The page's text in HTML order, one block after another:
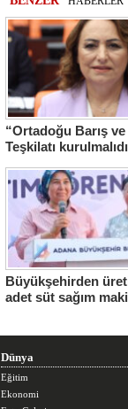
“Ortadoğu Barış
Teşkilatı
Büyükşehirden
adet süt sağım
Dünya
Eğitim
Ekonomi